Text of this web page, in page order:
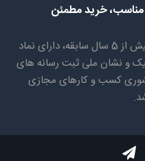
خرید مطمئن
با بیش از 5 سال سابقه، دارای نماد
و نشان ملی ثبت رسانه های
کسب و کارهای مجازی